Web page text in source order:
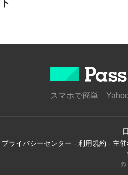
スマホで簡単
プライバシーセンター - 利用規約 - 主
©